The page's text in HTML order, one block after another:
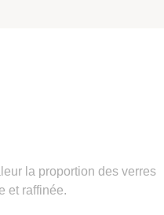
la proportion des verres
et raffinée.